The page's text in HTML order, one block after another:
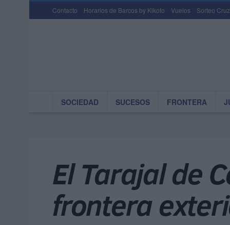
Contacto Horarios de Barcos by Kikoto Vuelos Sorteo
SOCIEDAD SUCESOS FRONTERA
El Tarajal de
frontera